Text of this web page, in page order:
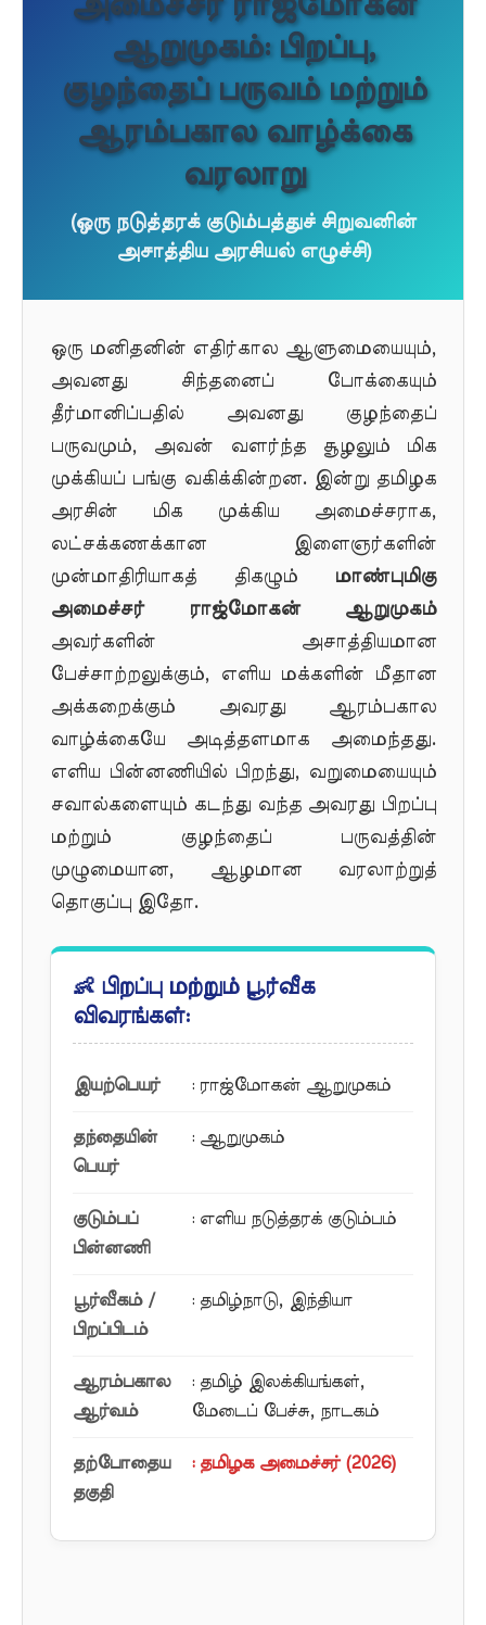
அமைச்சர் ராஜ்மோகன்
ஆறுமுகம்: பிறப்பு,
குழந்தைப் பருவம் மற்றும்
ஆரம்பகால வாழ்க்கை
வரலாறு
(ஒரு நடுத்தரக் குடும்பத்துச் சிறுவனின்
அசாத்திய அரசியல் எழுச்சி)
ஒரு மனிதனின் எதிர்கால ஆளுமையையும்,
அவனது சிந்தனைப் போக்கையும்
தீர்மானிப்பதில் அவனது குழந்தைப்
பருவமும், அவன் வளர்ந்த சூழலும் மிக
முக்கியப் பங்கு வகிக்கின்றன. இன்று தமிழக
அரசின் மிக முக்கிய அமைச்சராக,
லட்சக்கணக்கான இளைஞர்களின்
முன்மாதிரியாகத் திகழும்
மாண்புமிகு
அமைச்சர் ராஜ்மோகன் ஆறுமுகம்
அவர்களின் அசாத்தியமான
பேச்சாற்றலுக்கும், எளிய மக்களின் மீதான
அக்கறைக்கும் அவரது ஆரம்பகால
வாழ்க்கையே அடித்தளமாக அமைந்தது.
எளிய பின்னணியில் பிறந்து, வறுமையையும்
சவால்களையும் கடந்து வந்த அவரது பிறப்பு
மற்றும் குழந்தைப் பருவத்தின்
முழுமையான, ஆழமான வரலாற்றுத்
தொகுப்பு இதோ.
👶 பிறப்பு மற்றும் பூர்வீக
விவரங்கள்:
இயற்பெயர் : ராஜ்மோகன் ஆறுமுகம்
தந்தையின்
பெயர்
: ஆறுமுகம்
குடும்பப்
பின்னணி
: எளிய நடுத்தரக் குடும்பம்
பூர்வீகம் /
பிறப்பிடம்
: தமிழ்நாடு, இந்தியா
ஆரம்பகால
ஆர்வம்
: தமிழ் இலக்கியங்கள்,
மேடைப் பேச்சு, நாடகம்
தற்போதைய
தகுதி
: தமிழக அமைச்சர் (2026)